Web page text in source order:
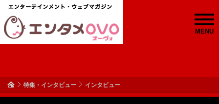
MENU
特集・インタビュー インタビュー